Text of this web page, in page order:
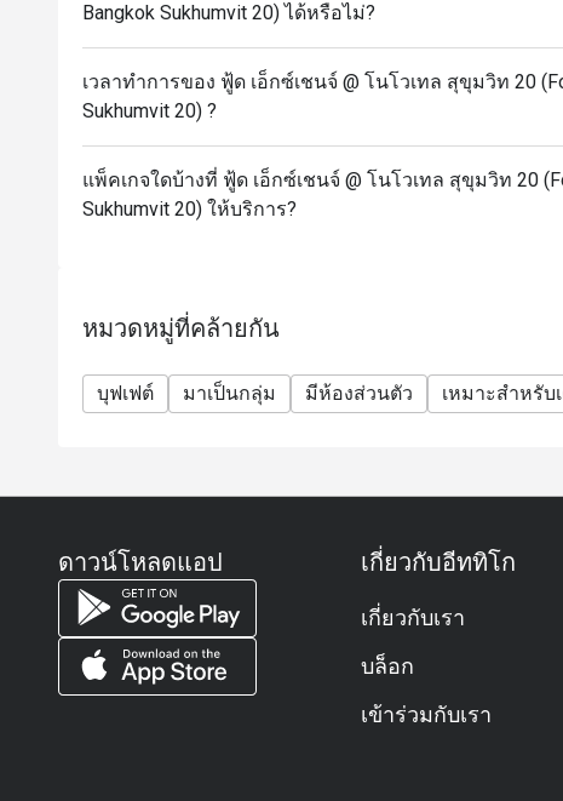
Bangkok Sukhumvit 20) ได้หรือไม่?
เวลาทำการของ ฟู้ด เอ็กซ์เชนจ์ @ โนโวเทล สุขุมวิท 20
Sukhumvit 20) ?
แพ็คเกจใดบ้างที่ ฟู้ด เอ็กซ์เชนจ์ @ โนโวเทล สุขุมวิท 20
Sukhumvit 20) ให้บริการ?
หมวดหมู่ที่คล้ายกัน
บุฟเฟต์ มาเป็นกลุ่ม มีห้องส่วนตัว เหมาะสำหรับ
ดาวน์โหลดแอป เกี่ยวกับอีททิโก
เกี่ยวกับเรา
บล็อก
เข้าร่วมกับเรา